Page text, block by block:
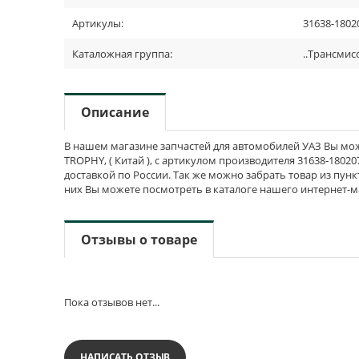
Артикулы: 31638-
Каталожная группа:
Описание
В нашем магазине запчастей для автомобилей УАЗ Вы
TROPHY, ( Китай ), с артикулом производителя 31638-
доставкой по России. Так же можно забрать товар из
них Вы можете посмотреть в каталоге нашего интернет-
Отзывы о товаре
Пока отзывов нет...